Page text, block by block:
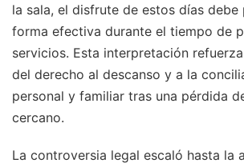
la sala, el disfrute de estos días
forma efectiva durante el tiempo de
servicios. Esta interpretación
del derecho al descanso y a la
personal y familiar tras una pérdida
cercano.
La controversia legal escaló hasta la